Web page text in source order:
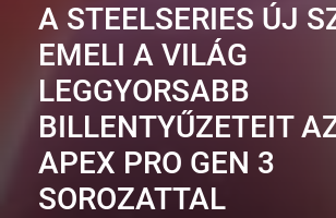
A STEELSERIES ÚJ
EMELI A VILÁG
LEGGYORSABB
BILLENTYŰZETEIT
APEX PRO GEN 3
SOROZATTAL